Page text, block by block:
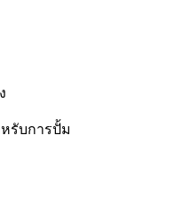
รับการปั้ม